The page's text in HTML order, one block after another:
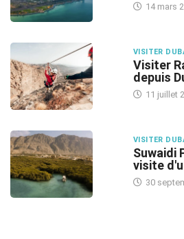
14 mars
VISITER
Visiter
depuis
11 juillet
VISITER
Suwaidi
visite
30